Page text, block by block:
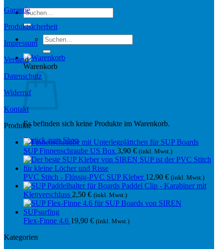
Suchen
nach:
Suchen
nach:
Warenkorb
Es befinden sich keine Produkte im Warenkorb.
Zurück zum Shop
Garantie
Produktsicherheit
Impressum
Versand
Datenschutz
Widerruf
Kontakt
Produkte
SUP Finnenschraube US Box 3,90 € (inkl. Mwst.)
PVC Stitch - Flüssig-PVC SUP Kleber 12,90 € (inkl. Mwst.)
Paddel Clip - Karabiner mit
Klettverschluss 2,50 € (inkl. Mwst.)
Flex-Finne 4.6 19,90 € (inkl. Mwst.)
Kategorien